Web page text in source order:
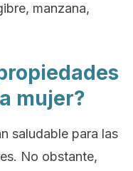
manzana,
mujer?
saludable para las
No obstante,